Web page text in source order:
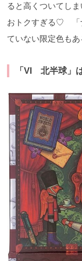
ると高くついてし
おトクすぎる♡ 「
ていない限定色も
「VI 北半球」